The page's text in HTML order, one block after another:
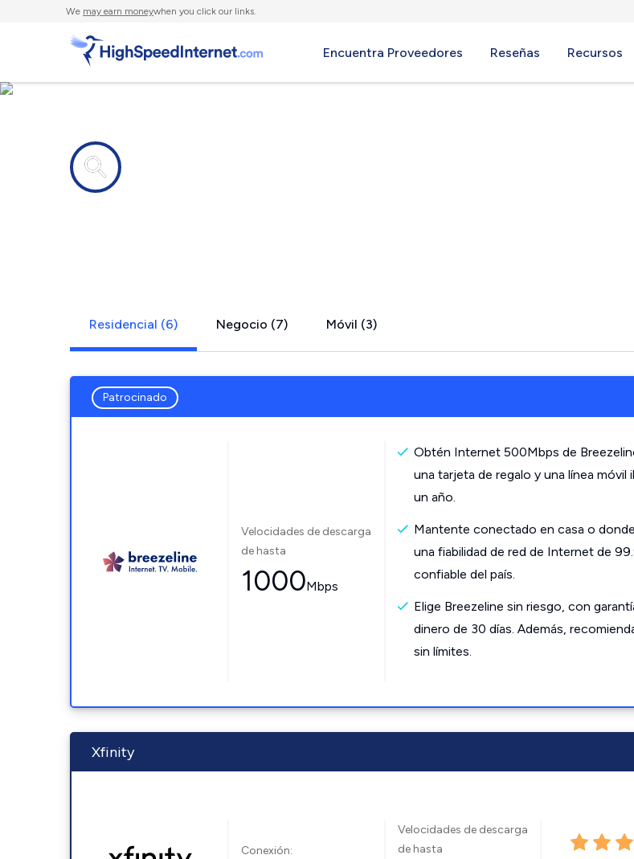
We may earn moneywhen you click our links.
Encuentra Proveedores Reseñas Recursos
Residencial (6) Negocio (7) Móvil (3)
Patrocinado
Velocidades de descarga
de hasta
1000Mbps
Obtén Internet 500Mbps de
una tarjeta de regalo y una línea móvil
un año.
Mantente conectado en casa o
una fiabilidad de red de Internet de
confiable del país.
Elige Breezeline sin riesgo, con
dinero de 30 días. Además,
sin límites.
Xfinity
Conexión:
Velocidades de descarga
de hasta